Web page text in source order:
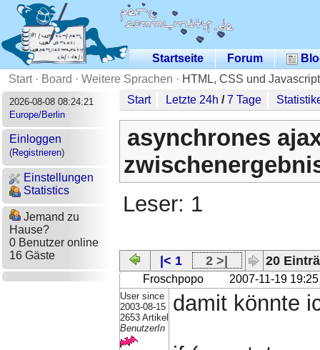
Startseite Forum
Start· Board · Weitere Sprachen · HTML, CSS und Javascript
2026-08-08 08:24:21
Europe/Berlin
Einloggen
(Registrieren)
Einstellungen
Statistics
Jemand zu
Hause?
0 Benutzer online
16 Gäste
Start Letzte 24h /7 Tage
asynchrones
Leser: 1
|< 1 2 >| 20
Froschpopo 2007-11-19 19:25
User since
2003-08-15
2653 Artikel
BenutzerIn
damit könnte